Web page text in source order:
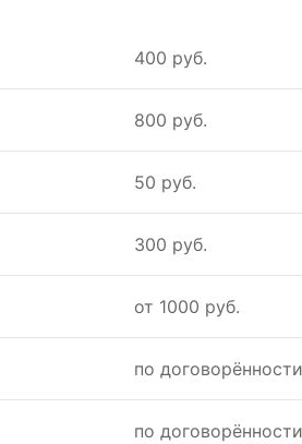
400 руб.
800 руб.
50 руб.
300 руб.
от 1000 руб.
по
по